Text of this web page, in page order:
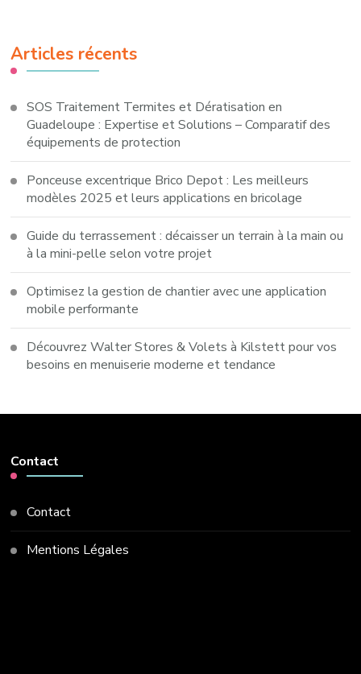
Articles récents
SOS Traitement Termites et Dératisation en
Guadeloupe : Expertise et Solutions – Comparatif des
équipements de protection
Ponceuse excentrique Brico Depot : Les meilleurs
modèles 2025 et leurs applications en bricolage
Guide du terrassement : décaisser un terrain à la main ou
à la mini-pelle selon votre projet
Optimisez la gestion de chantier avec une application
mobile performante
Découvrez Walter Stores & Volets à Kilstett pour vos
besoins en menuiserie moderne et tendance
Contact
Contact
Mentions Légales